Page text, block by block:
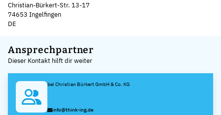
Christian-Bürkert-Str. 13-17
74653 Ingelfingen
DE
+
−
Ansprechpartner
Dieser Kontakt hilft dir weiter
bei Christian Bürkert GmbH & Co. KG
info@think-ing.de